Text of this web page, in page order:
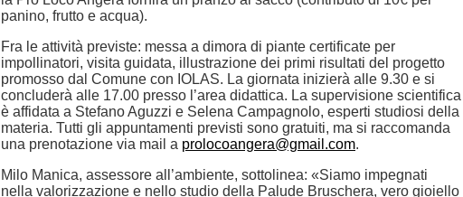
panino, frutto e acqua).
Fra le attività previste: messa a dimora di piante certificate per
impollinatori, visita guidata, illustrazione dei primi risultati del progetto
promosso dal Comune con IOLAS. La giornata inizierà alle 9.30 e si
concluderà alle 17.00 presso l’area didattica. La supervisione scientifica
è affidata a Stefano Aguzzi e Selena Campagnolo, esperti studiosi della
materia. Tutti gli appuntamenti previsti sono gratuiti, ma si raccomanda
una prenotazione via mail a prolocoangera@gmail.com.
Milo Manica, assessore all’ambiente, sottolinea: «Siamo impegnati
nella valorizzazione e nello studio della Palude Bruschera, vero gioiello